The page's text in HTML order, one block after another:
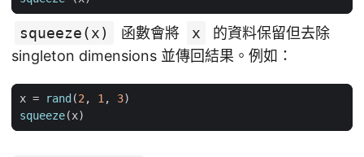
squeeze(x) 函數會將 x
的資料保留但去除
singleton dimensions 並傳回結果。例如：
x = rand (2, 1, 3)
squeeze(x)